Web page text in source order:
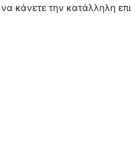
κάνετε την κατάλληλη